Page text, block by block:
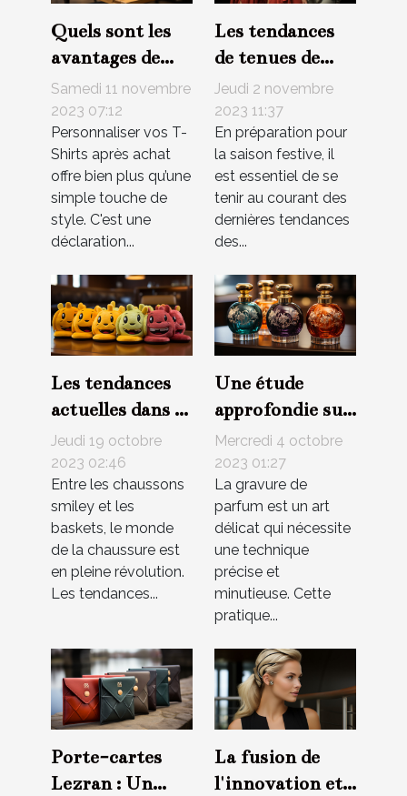
Quels sont les
avantages de
personnaliser
vos T-Shirts
après achat ?
Samedi 11 novembre
2023 07:12
Personnaliser vos T-
Shirts après achat
offre bien plus qu’une
simple touche de
style. C'est une
déclaration...
Les tendances
de tenues de
Noël pour
femmes cette
année
Jeudi 2 novembre
2023 11:37
En préparation pour
la saison festive, il
est essentiel de se
tenir au courant des
dernières tendances
des...
Les tendances
actuelles dans le
monde des
chaussons
smiley et
sneakers
Jeudi 19 octobre
2023 02:46
Entre les chaussons
smiley et les
baskets, le monde
de la chaussure est
en pleine révolution.
Les tendances...
Une étude
approfondie sur
les techniques
de gravure de
parfum
Mercredi 4 octobre
2023 01:27
La gravure de
parfum est un art
délicat qui nécessite
une technique
précise et
minutieuse. Cette
pratique...
Porte-cartes
Lezran : Un
La fusion de
l'innovation et